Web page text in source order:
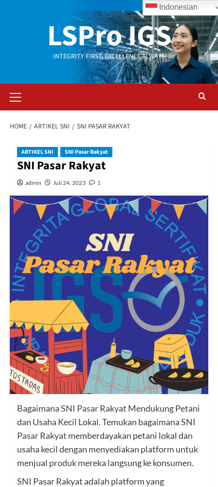
LSPro IGS
INTEGRITY FIRST, EXCELLENCE ALWAYS
Menu
HOME ARTIKEL SNI SNI PASAR RAKYAT
ARTIKEL SNI SNI Pasar Rakyat
SNI Pasar Rakyat
admin Juli 24, 2023 1
BagaimanaSNI PasarRakyat Mendukung Petani
dan Usaha Kecil Lokal. Temukan bagaimana SNI
Pasar Rakyat memberdayakan petani lokal dan
usaha kecil dengan menyediakan platform untuk
menjual produkmereka langsung ke konsumen.
SNI Pasar Rakyat adalah platform yang
Indonesian